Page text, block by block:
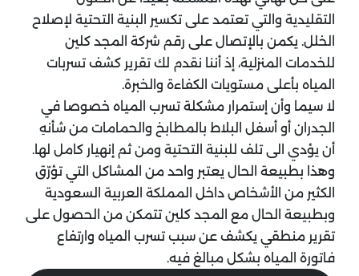
التقليدية والتي تعتمد على تكسير البنية التحتية لإصلاح
الخلل. يكمن بالإتصال على رقم شركة المجد كلين
للخدمات المنزلية، إذ أننا نقدم لك تقرير كشف تسربات
المياه بأعلى مستويات الكفاءة والخبرة.
لا سيما وأن إستمرار مشكلة تسرب المياه خصوصا في
الجدران أو أسفل البلاط بالمطابخ والحمامات من شأنهِ
أن يؤدي الى تلف للبنية التحتية ومن ثم إنهيار كامل لها.
وهذا بطبيعة الحال يعتبر واحد من المشاكل التي تؤرّق
الكثير من الأشخاص داخل المملكة العربية السعودية
وبطبيعة الحال مع المجد كلين تتمكن من الحصول على
تقرير منطقي يكشف عن سبب تسرب المياه وارتفاع
فاتورة المياه بشكل مبالغ فيه.